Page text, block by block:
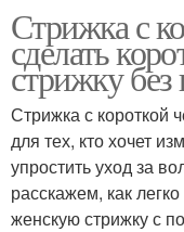
Стрижка с
сделать
стрижку
Стрижка с короткой
для тех, кто хочет
упростить уход за
расскажем, как
женскую стрижку с